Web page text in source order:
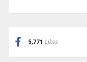
5,771 Likes